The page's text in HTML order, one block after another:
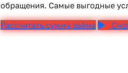
обращения. Самые выгодные
Рассчитать сумму займа